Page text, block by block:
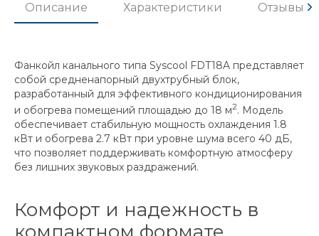
Описание Характеристики Отзывы
Фанкойл канального типа Syscool FDT18A представляет
собой средненапорный двухтрубный блок,
разработанный для эффективного кондиционирования
и обогрева помещений площадью до 18 м2. Модель
обеспечивает стабильную мощность охлаждения 1.8
кВт и обогрева 2.7 кВт при уровне шума всего 40 дБ,
что позволяет поддерживать комфортную атмосферу
без лишних звуковых раздражений.
Комфорт и надежность в